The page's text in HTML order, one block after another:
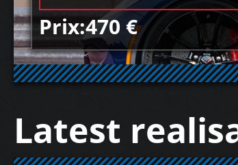
Prix:470 €
Latest